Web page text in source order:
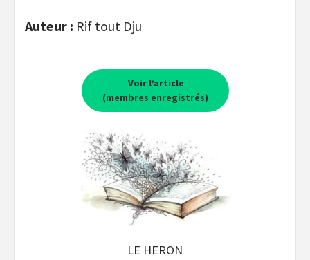
Auteur : Rif tout Dju
Voir l’article
(membres enregistrés)
LE HERON